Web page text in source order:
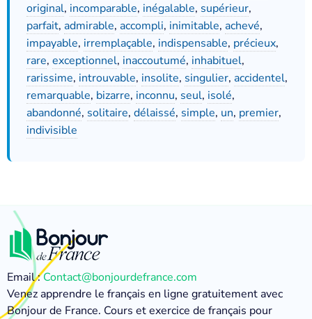
original, incomparable, inégalable, supérieur,
parfait, admirable, accompli, inimitable, achevé,
impayable, irremplaçable, indispensable, précieux,
rare, exceptionnel, inaccoutumé, inhabituel,
rarissime, introuvable, insolite, singulier, accidentel,
remarquable, bizarre, inconnu, seul, isolé,
abandonné, solitaire, délaissé, simple, un, premier,
indivisible
Email :Contact@bonjourdefrance.com
Venez apprendre le français en ligne gratuitement avec
Bonjour de France. Cours et exercice de français pour